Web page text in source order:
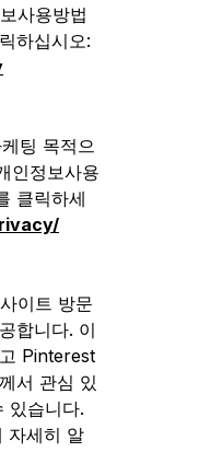
사용방법
하십시오:
팅 목적으
인정보사용
클릭하세
이트 방문
합니다. 이
Pinterest
서 관심 있
있습니다.
자세히 알